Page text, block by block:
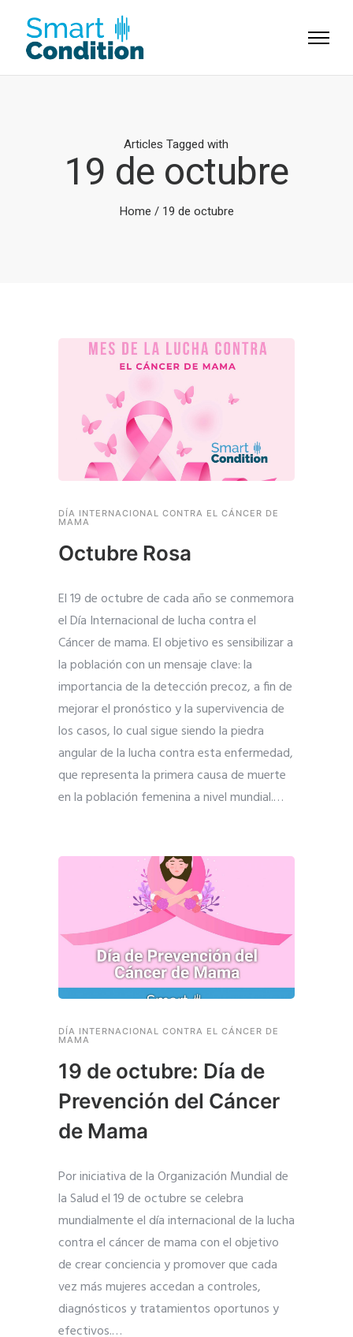
Articles Tagged with
19 de octubre
Home / 19 de octubre
DÍA INTERNACIONAL CONTRA EL CÁNCER DE
MAMA
Octubre Rosa
El 19 de octubre de cada año se conmemora
el Día Internacional de lucha contra el
Cáncer de mama. El objetivo es sensibilizar a
la población con un mensaje clave: la
importancia de la detección precoz, a fin de
mejorar el pronóstico y la supervivencia de
los casos, lo cual sigue siendo la piedra
angular de la lucha contra esta enfermedad,
que representa la primera causa de muerte
en la población femenina a nivel mundial.…
DÍA INTERNACIONAL CONTRA EL CÁNCER DE
MAMA
19 de octubre: Día de
Prevención del Cáncer
de Mama
Por iniciativa de la Organización Mundial de
la Salud el 19 de octubre se celebra
mundialmente el día internacional de la lucha
contra el cáncer de mama con el objetivo
de crear conciencia y promover que cada
vez más mujeres accedan a controles,
diagnósticos y tratamientos oportunos y
efectivos.…